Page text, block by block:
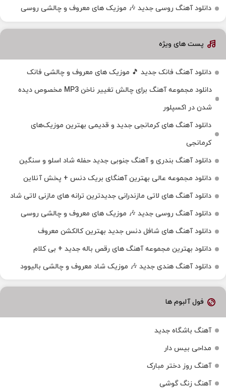
دانلود آهنگ روسی جدید 🎶 موزیک‌ های معروف و چالشی روسی
پست های ویژه
دانلود آهنگ فانک جدید 🎵 موزیک‌ های معروف و چالشی فانک
دانلود مجموعه آهنگ برای چالش تغییر ناخن MP3 مخصوص دیده
شدن در اکسپلور
دانلود آهنگ‌ های کرمانجی جدید و قدیمی بهترین موزیک‌های
کرمانجی
دانلود آهنگ بندری و آهنگ جنوبی جدید حفله شاد اسلو و سنگین
دانلود مجموعه عالی بهترین آهنگای بریک دنس + پخش آنلاین
دانلود آهنگ‌ های لاتی مازندرانی جدیدترین ترانه های مازنی لاتی شاد
دانلود آهنگ روسی جدید 🎶 موزیک‌ های معروف و چالشی روسی
دانلود آهنگ های شافل دنس جدید بهترین کالکشن معروف
دانلود بهترین مجموعه آهنگ های رقص باله جدید + بی کلام
دانلود آهنگ هندی جدید 🎶 موزیک شاد معروف و چالشی بالیوود
فول آلبوم ها
آهنگ باشگاه جدید
مداحی بیس دار
آهنگ روز دختر مبارک
آهنگ زنگ گوشی